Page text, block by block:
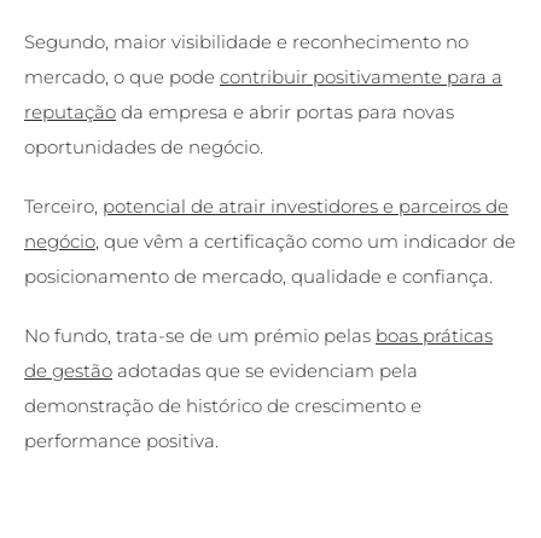
Segundo, maior visibilidade e reconhecimento no
mercado, o que pode contribuir positivamente para a
reputação da empresa e abrir portas para novas
oportunidades de negócio.
Terceiro, potencial de atrair investidores e parceiros de
negócio, que vêm a certificação como um indicador de
posicionamento de mercado, qualidade e confiança.
No fundo, trata-se de um prémio pelas boas práticas
de gestão adotadas que se evidenciam pela
demonstração de histórico de crescimento e
performance positiva.